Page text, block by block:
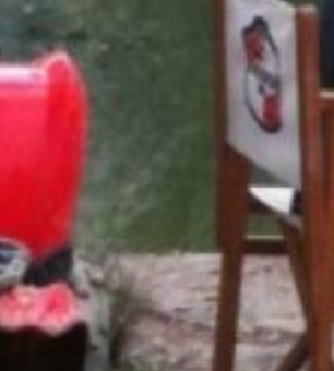
Permeten fer el seguiment i l'anàlisi del
dels usuaris d'aquest lloc web. La
mitjançant aquest tipus de cookies s'utilitza
mesurament de l'activitat del web per a
perfils de navegació dels usuaris per
funció de l'anàlisi de les dades d'ús que
servei. Permeten desar la informació de
l'usuari per millorar la qualitat dels nostres
una millor experiència a través de
Marketing i publicitat
Aquestes cookies són utilitzades per
informació sobre les preferències i les
de l'usuari a través de l'observació
hàbits de navegació. Gràcies a elles,
hàbits de navegació al lloc web i mostrar
relacionada amb el perfil de navegació de